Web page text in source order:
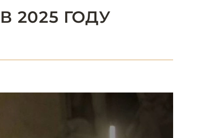
2025 ГОДУ